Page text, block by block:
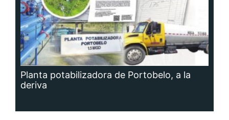
Planta potabilizadora de Portobelo, a la
deriva